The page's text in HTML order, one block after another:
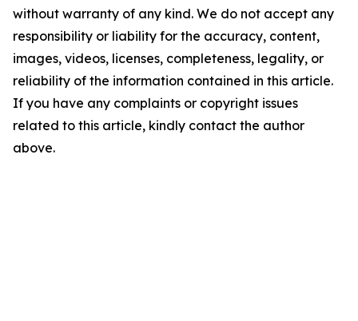
without warranty of any kind. We do not accept any
responsibility or liability for the accuracy, content,
images, videos, licenses, completeness, legality, or
reliability of the information contained in this article.
If you have any complaints or copyright issues
related to this article, kindly contact the author
above.